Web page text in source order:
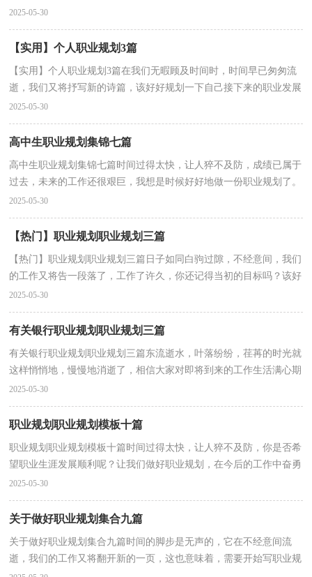
职业规划怎么写才能切实有效地帮助到自己将来的...
2025-05-30
【实用】个人职业规划3篇
【实用】个人职业规划3篇在我们无暇顾及时间时，时间早已匆匆流
逝，我们又将抒写新的诗篇，该好好规划一下自己接下来的职业发展
道路了。到底应如何做职业规划呢？下面是小编整理的...
2025-05-30
高中生职业规划集锦七篇
高中生职业规划集锦七篇时间过得太快，让人猝不及防，成绩已属于
过去，未来的工作还很艰巨，我想是时候好好地做一份职业规划了。
职业规划的开头要怎么写？想必这让大家都很苦恼吧，以下...
2025-05-30
【热门】职业规划职业规划三篇
【热门】职业规划职业规划三篇日子如同白驹过隙，不经意间，我们
的工作又将告一段落了，工作了许久，你还记得当初的目标吗？该好
好规划一下自己接下来的职业发展道路了。那么一份好的...
2025-05-30
有关银行职业规划职业规划三篇
有关银行职业规划职业规划三篇东流逝水，叶落纷纷，荏苒的时光就
这样悄悄地，慢慢地消逝了，相信大家对即将到来的工作生活满心期
待吧！让我们做好职业规划，在今后的工作中奋勇争先吧。...
2025-05-30
职业规划职业规划模板十篇
职业规划职业规划模板十篇时间过得太快，让人猝不及防，你是否希
望职业生涯发展顺利呢？让我们做好职业规划，在今后的工作中奋勇
争先吧。那么你真正懂得怎么写好职业规划吗？下面是小...
2025-05-30
关于做好职业规划集合九篇
关于做好职业规划集合九篇时间的脚步是无声的，它在不经意间流
逝，我们的工作又将翻开新的一页，这也意味着，需要开始写职业规